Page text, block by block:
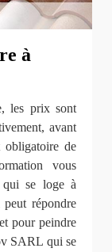
à
les prix sont
avant
obligatoire de
vous
se loge à
répondre
pour peindre
SARL qui se